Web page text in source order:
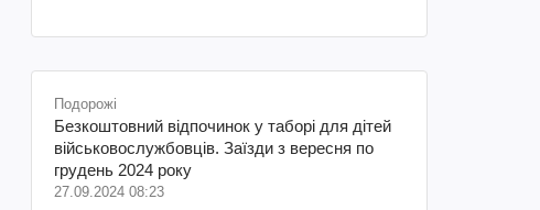
Подорожі
Безкоштовний відпочинок у таборі для дітей
військовослужбовців. Заїзди з вересня по
грудень 2024 року
27.09.2024 08:23